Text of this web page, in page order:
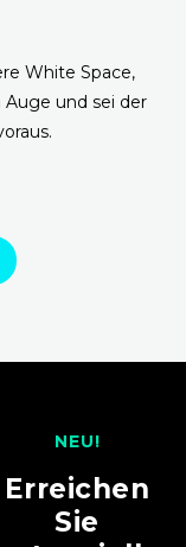
White Space,
und sei der
NEU!
Erreichen
Sie